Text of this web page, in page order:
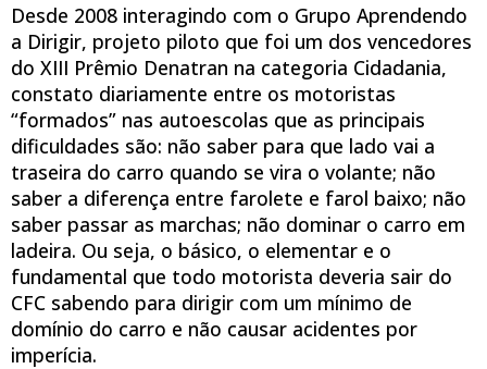
Desde 2008 interagindo com o Grupo Aprendendo
a Dirigir, projeto piloto que foi um dos vencedores
do XIII Prêmio Denatran na categoria Cidadania,
constato diariamente entre os motoristas
“formados” nas autoescolas que as principais
dificuldades são: não saber para que lado vai a
traseira do carro quando se vira o volante; não
saber a diferença entre farolete e farol baixo; não
saber passar as marchas; não dominar o carro em
ladeira. Ou seja, o básico, o elementar e o
fundamental que todo motorista deveria sair do
CFC sabendo para dirigir com um mínimo de
domínio do carro e não causar acidentes por
imperícia.